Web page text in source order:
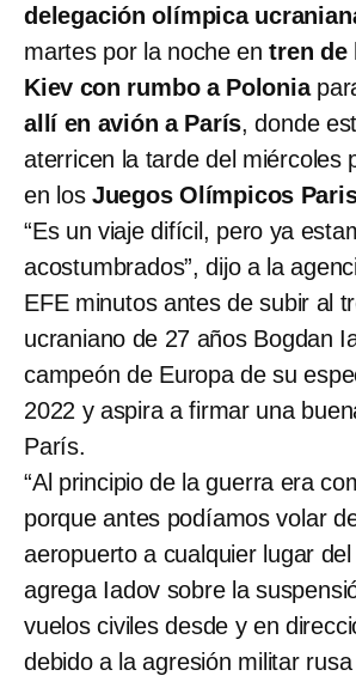
delegación olímpica
martes por la noche entren de
Kiev con rumbo a Polonia
allí en avión a París, donde
aterricen la tarde del miércoles
en los Juegos Olímpicos
“Es un viaje difícil, pero ya
acostumbrados”, dijo a la
EFE minutos antes de subir al
ucraniano de 27 años Bogdan
campeón de Europa de su
2022 y aspira a firmar una
París.
“Al principio de la guerra era
porque antes podíamos volar
aeropuerto a cualquier lugar del
agrega Iadov sobre la
vuelos civiles desde y en
debido a la agresión militar